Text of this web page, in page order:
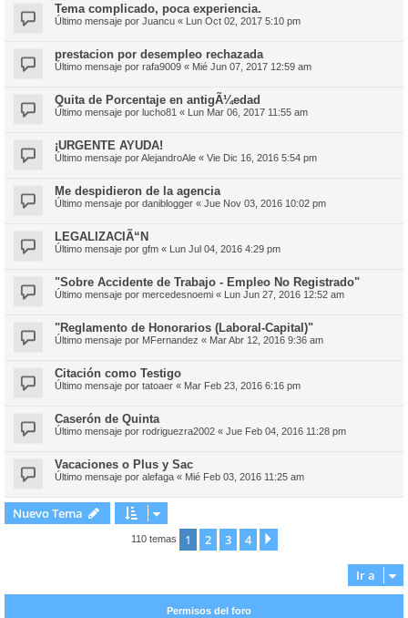
Tema complicado, poca experiencia.
Último mensaje por Juancu « Lun Oct 02, 2017 5:10 pm
prestacion por desempleo rechazada
Último mensaje por rafa9009 « Mié Jun 07, 2017 12:59 am
Quita de Porcentaje en antigÃ¼edad
Último mensaje por lucho81 « Lun Mar 06, 2017 11:55 am
¡URGENTE AYUDA!
Último mensaje porAlejandroAle « Vie Dic 16, 2016 5:54 pm
Me despidieron de la agencia
Último mensaje por daniblogger « Jue Nov 03, 2016 10:02 pm
LEGALIZACIÃ“N
Último mensaje por gfm « Lun Jul 04, 2016 4:29 pm
"Sobre Accidente de Trabajo - Empleo No Registrado"
Último mensaje por mercedesnoemi « Lun Jun 27, 2016 12:52 am
"Reglamento de Honorarios (Laboral-Capital)"
Último mensaje por MFernandez « Mar Abr 12, 2016 9:36 am
Citación como Testigo
Último mensaje por tatoaer « Mar Feb 23, 2016 6:16 pm
Caserón de Quinta
Último mensaje por rodriguezra2002 « Jue Feb 04, 2016 11:28 pm
Vacaciones o Plus y Sac
Último mensaje por alefaga « Mié Feb 03, 2016 11:25 am
Nuevo Tema
110 temas 1 2 3 4
Ir a
Permisos del foro